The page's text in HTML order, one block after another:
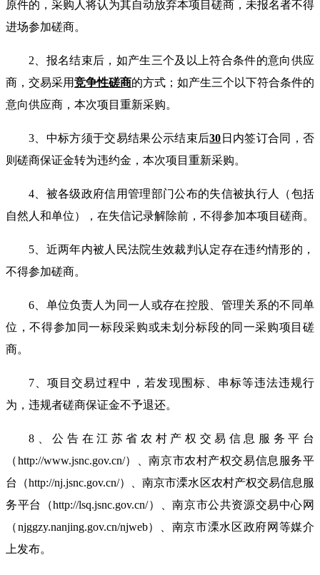
原件的， 采购 人将认为其自动放弃本项目 磋商 ，未报名者不得
进场参加磋商。
2 、报名结束后，如产生三个及以上符合条件的意向供应
商 ，交易采用竞争性磋商的方式；如产生三个以下符合条件的
意向供应商 ，本次项目重新采购。
3 、中标方须于交易结果公示结束后30 日内签订合同，否
则 磋商保证金转为违约金，本次项目重新采购。
4 、被各级政府信用管理部门公布的失信被执行人（包括
自然人和单位），在失信记录解除前，不得参加本项目 磋商。
5 、近两年内被人民法院生效裁判认定存在违约情形的，
不得参加磋商。
6 、单位负责人为同一人或存在控股、管理关系的不同单
位，不得参加同一标段采购或未划分标段的同一采购项目磋
商。
7 、项目交易过程中，若发现围标、串标等违法违规行
为，违规者磋商保证金不予退还。
8 、公告在江苏省农村产权交易信息服务平台
（http://www.jsnc.gov.cn/） 、南京市农村产权交易信息服务平
台（http://nj.jsnc.gov.cn/）、南京市溧水区农村产权交易信息服
务平台
（http://lsq.jsnc.gov.cn/）、南京市公共资源交易中心网
（njggzy.nanjing.gov.cn/njweb） 南京市溧水区政府网 等媒介
上发布。